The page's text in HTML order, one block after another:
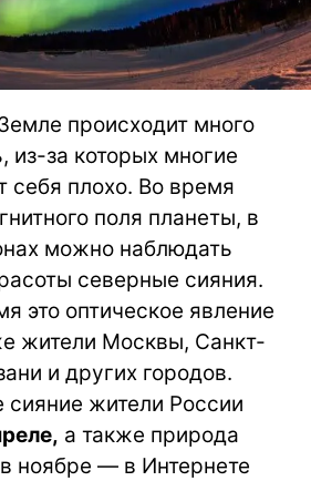
происходит много
из-за которых многие
себя плохо. Во время
поля планеты, в
можно наблюдать
северные сияния.
это оптическое явление
жители Москвы, Санкт-
и других городов.
сияние жители России
а также природа
ноябре — в Интернете